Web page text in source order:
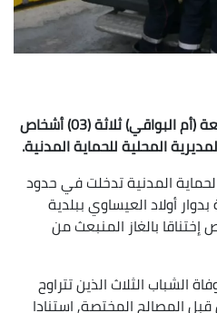
توفي هذا الأربعاء ببلدية الضلعة (أم البواقي) ثلاثة (03) أشخاص
المحلية للحماية المدنية.
المدنية تدخلت في حدود
و55 دقيقة بدوار أولاد العيساوي ببلدية
بالغاز المنبعث من
الثلاث الذين تتراوح
سنة, من قبل المصالح المختصة, استنادا